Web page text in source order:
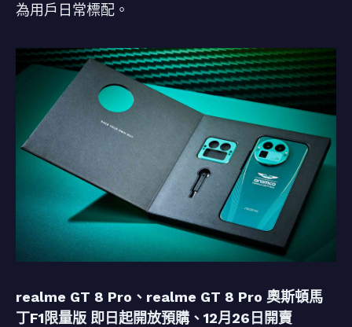
為用戶日常標配。
realme GT 8 Pro、realme GT 8 Pro 奧斯頓馬
丁F1限量版 即日起開放預購、12月26日開賣